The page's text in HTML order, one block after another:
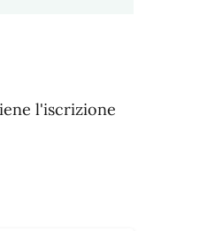
l'iscrizione